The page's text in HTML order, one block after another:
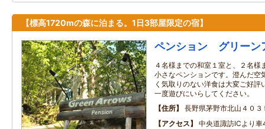
【標高1720mの森に泊まる。1日3部屋限定の宿】
ペンション グリーン
４名様までの和室１室と、２名様
小さなペンションです。澄んだ空
く気取りのない洋食は大変ご好評
一度遊びにいらしてください。
住所
長野県茅野市北山４０３
アクセス
中央道諏訪ICより